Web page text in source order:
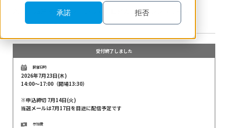
承諾
拒否
2026.7.23開催 | シンポジウム（日経カンファレンスルーム）
SDGs・サステナビリティ
受付終了しました
開催日時
2026年7月23日(木)
14:00～17:00（開場13:30）
※申込締切 7月14日(火)
当選メールは7月17日を目途に配信予定です
参加費